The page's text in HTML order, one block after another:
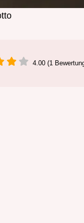
4.00 (1